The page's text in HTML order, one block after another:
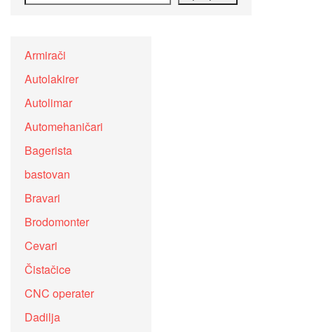
Armirači
Autolakirer
Autolimar
Automehaničari
Bagerista
bastovan
Bravari
Brodomonter
Cevari
Čistačice
CNC operater
Dadilja